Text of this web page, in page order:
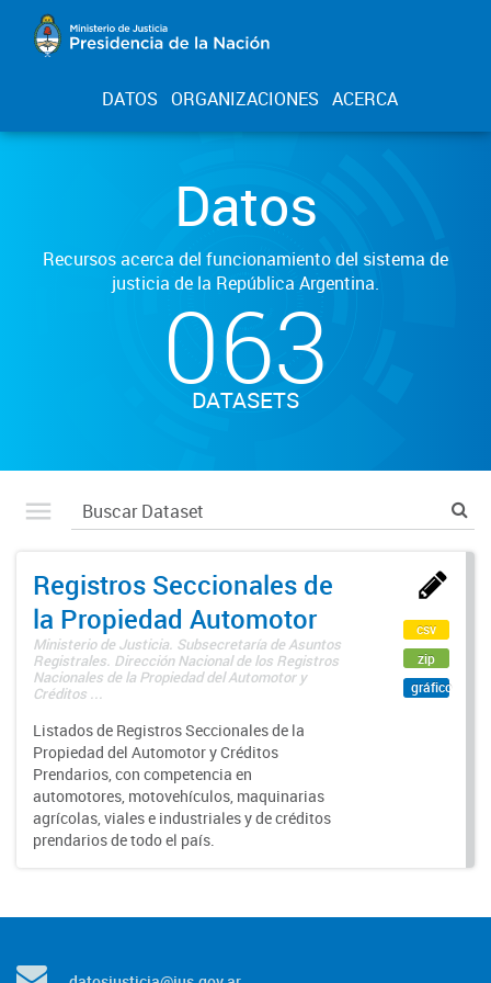
DATOS ORGANIZACIONES ACERCA
Datos
Recursos acerca del funcionamiento del sistema de
justicia de la República Argentina.
063
DATASETS
Registros Seccionales de
la Propiedad Automotor
Ministerio de Justicia. Subsecretaría de Asuntos
Registrales. Dirección Nacional de los Registros
Nacionales de la Propiedad del Automotor y
Créditos ...
Listados de Registros Seccionales de la
Propiedad del Automotor y Créditos
Prendarios, con competencia en
automotores, motovehículos, maquinarias
agrícolas, viales e industriales y de créditos
prendarios de todo el país.
csv
zip
gráfico